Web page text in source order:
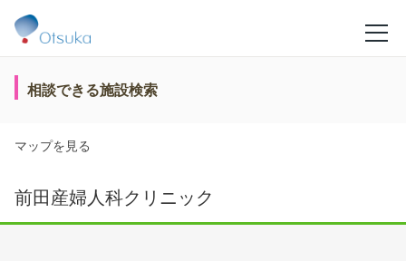
相談できる施設検索
マップを見る
前田産婦人科クリニック